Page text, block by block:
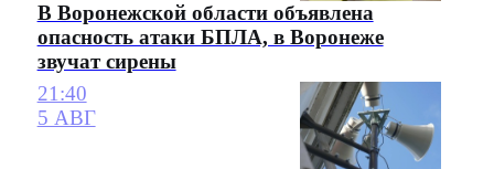
В Воронежской области объявлена
опасность атаки БПЛА, в Воронеже
звучат сирены
21:40
5 АВГ